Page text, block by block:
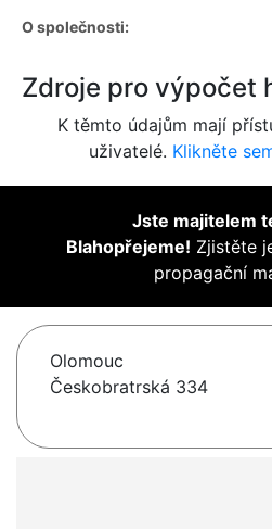
O společnosti:
Zdroje pro výpočet
K těmto údajům mají
uživatelé. Klikněte
Jste majitelem
Blahopřejeme! Zjistěte
propagační
Olomouc
Českobratrská 334